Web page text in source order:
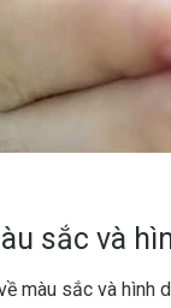
sắc và
màu sắc và